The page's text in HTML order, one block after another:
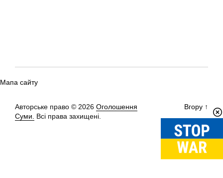
Мапа сайту
Авторське право © 2026 Оголошення
Суми.
Всі права захищені.
Вгору ↑